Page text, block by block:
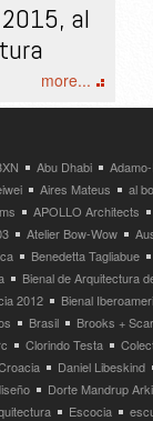
al
more...
Abu Dhabi
Aires Mateus al
APOLLO Architects
Atelier Bow-Wow
Benedetta Tagliabue
Bienal de Arquitectura
2012 Bienal
Brasil Brooks +
Clorindo Testa
Daniel Libeskind
Dorte Mandrup
Escocia